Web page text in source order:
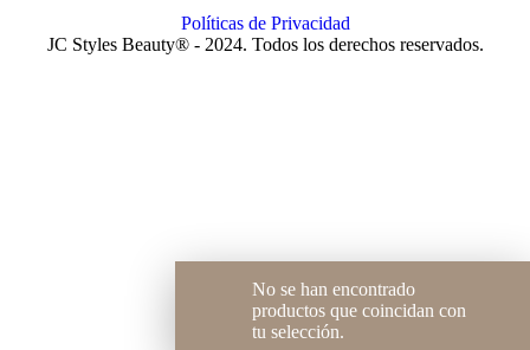
No se han encontrado
productos que coincidan con
tu selección.
Políticas de Privacidad
JC Styles Beauty® - 2024. Todos los derechos reservados.